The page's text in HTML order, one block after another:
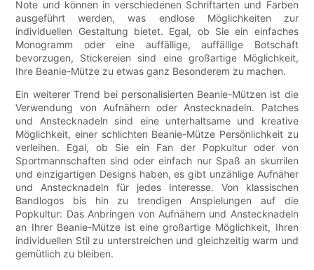
Note und können in verschiedenen Schriftarten und Farben
ausgeführt werden, was endlose Möglichkeiten zur
individuellen Gestaltung bietet. Egal, ob Sie ein einfaches
Monogramm oder eine auffällige, auffällige Botschaft
bevorzugen, Stickereien sind eine großartige Möglichkeit,
Ihre Beanie-Mütze zu etwas ganz Besonderem zu machen.
Ein weiterer Trend bei personalisierten Beanie-Mützen ist die
Verwendung von Aufnähern oder Anstecknadeln. Patches
und Anstecknadeln sind eine unterhaltsame und kreative
Möglichkeit, einer schlichten Beanie-Mütze Persönlichkeit zu
verleihen. Egal, ob Sie ein Fan der Popkultur oder von
Sportmannschaften sind oder einfach nur Spaß an skurrilen
und einzigartigen Designs haben, es gibt unzählige Aufnäher
und Anstecknadeln für jedes Interesse. Von klassischen
Bandlogos bis hin zu trendigen Anspielungen auf die
Popkultur: Das Anbringen von Aufnähern und Anstecknadeln
an Ihrer Beanie-Mütze ist eine großartige Möglichkeit, Ihren
individuellen Stil zu unterstreichen und gleichzeitig warm und
gemütlich zu bleiben.